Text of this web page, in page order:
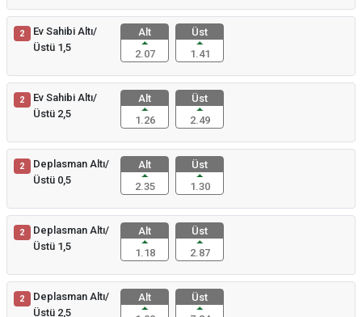
2
Ev Sahibi Altı/
Üstü 1,5
Alt
2.07
Üst
1.41
2
Ev Sahibi Altı/
Üstü 2,5
Alt
1.26
Üst
2.49
2
Deplasman Altı/
Üstü 0,5
Alt
2.35
Üst
1.30
2
Deplasman Altı/
Üstü 1,5
Alt
1.18
Üst
2.87
2
Deplasman Altı/
Üstü 2,5
Alt
Üst